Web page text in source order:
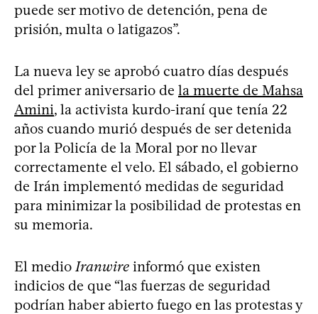
puede ser motivo de detención, pena de
prisión, multa o latigazos”.
La nueva ley se aprobó cuatro días después
del primer aniversario de la muerte de Mahsa
Amini, la activista kurdo-iraní que tenía 22
años cuando murió después de ser detenida
por la Policía de la Moral por no llevar
correctamente el velo. El sábado, el gobierno
de Irán implementó medidas de seguridad
para minimizar la posibilidad de protestas en
su memoria.
El medio Iranwire informó que existen
indicios de que “las fuerzas de seguridad
podrían haber abierto fuego en las protestas y